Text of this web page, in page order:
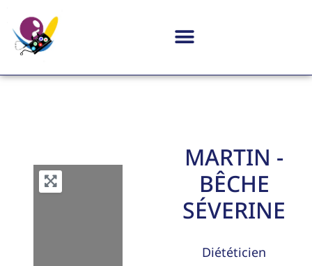
MARTIN -
BÊCHE
SÉVERINE
Diététicien